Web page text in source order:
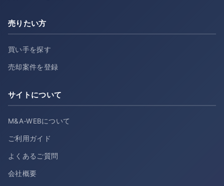
売りたい方
買い手を探す
売却案件を登録
サイトについて
M&A-WEBについて
ご利用ガイド
よくあるご質問
会社概要